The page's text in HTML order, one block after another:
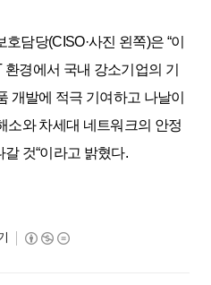
호담당(CISO·사진 왼쪽)은 “이
환경에서 국내 강소기업의 기
개발에 적극 기여하고 나날이
소와 차세대 네트워크의 안정
갈 것“이라고 밝혔다.